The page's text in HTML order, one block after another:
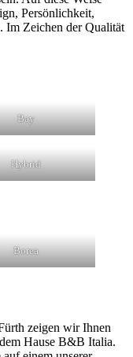
Persönlichkeit,
Im Zeichen der Qualität
Bay
Hybrid
Borea
zeigen wir Ihnen
Hause B&B Italia.